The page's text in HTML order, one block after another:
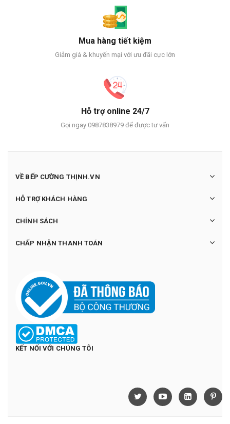
Mua hàng tiết kiệm
Giảm giá & khuyến mại với ưu đãi cực lớn
Hỗ trợ online 24/7
Gọi ngay 0987838979 để được tư vấn
VỀ BẾP CƯỜNG THỊNH.VN
HỖ TRỢ KHÁCH HÀNG
CHÍNH SÁCH
CHẤP NHẬN THANH TOÁN
KẾT NỐI VỚI CHÚNG TÔI